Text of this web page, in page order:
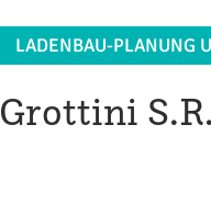
LADENBAU-PLANUNG
Grottini